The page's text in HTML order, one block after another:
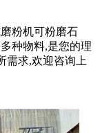
粉机可粉磨石
种物料,是您的理
需求,欢迎咨询上